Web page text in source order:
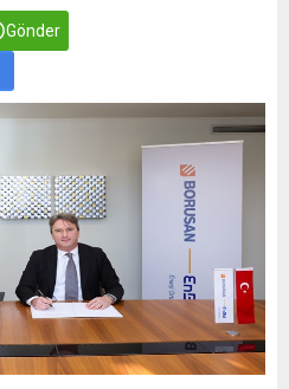
Gönder